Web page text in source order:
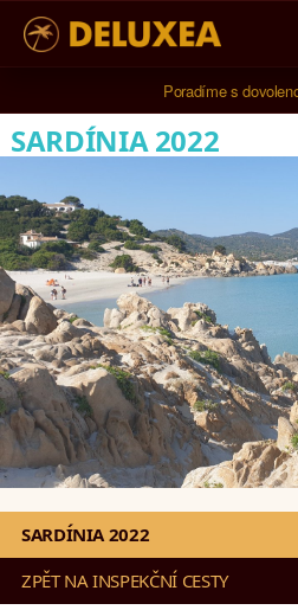
Poradíme s
SARDÍNIA 2022
SARDÍNIA 2022
ZPĚT NA INSPEKČNÍ CESTY